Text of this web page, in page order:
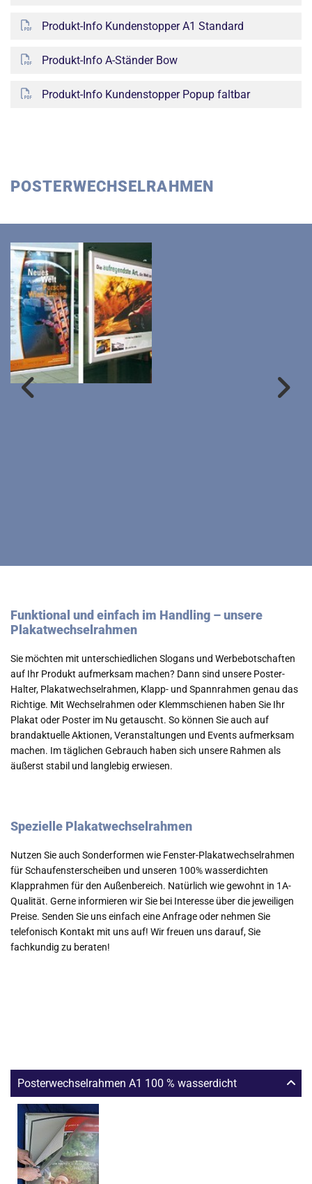
Produkt-Info Kundenstopper A1 Standard
Produkt-Info A-Ständer Bow
Produkt-Info Kundenstopper Popup faltbar
POSTERWECHSELRAHMEN
Funktional und einfach im Handling – unsere
Plakatwechselrahmen
Sie möchten mit unterschiedlichen Slogans und Werbebotschaften
auf Ihr Produkt aufmerksam machen? Dann sind unsere Poster-
Halter, Plakatwechselrahmen, Klapp- und Spannrahmen genau das
Richtige. Mit Wechselrahmen oder Klemmschienen haben Sie Ihr
Plakat oder Poster im Nu getauscht. So können Sie auch auf
brandaktuelle Aktionen, Veranstaltungen und Events aufmerksam
machen. Im täglichen Gebrauch haben sich unsere Rahmen als
äußerst stabil und langlebig erwiesen.
Spezielle Plakatwechselrahmen
Nutzen Sie auch Sonderformen wie Fenster-Plakatwechselrahmen
für Schaufensterscheiben und unseren 100% wasserdichten
Klapprahmen für den Außenbereich. Natürlich wie gewohnt in 1A-
Qualität. Gerne informieren wir Sie bei Interesse über die jeweiligen
Preise. Senden Sie uns einfach eine Anfrage oder nehmen Sie
telefonisch Kontakt mit uns auf! Wir freuen uns darauf, Sie
fachkundig zu beraten!
Posterwechselrahmen A1 100 % wasserdicht